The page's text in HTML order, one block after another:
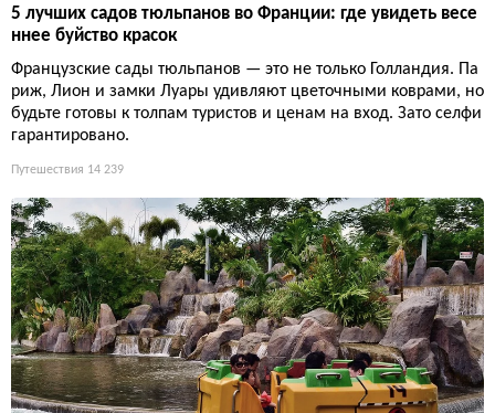
5 лучших садов тюльпанов во Франции: где увидеть весе
ннее буйство красок
Французские сады тюльпанов — это не только Голландия. Па
риж, Лион и замки Луары удивляют цветочными коврами, но
будьте готовы к толпам туристов и ценам на вход. Зато селфи
гарантировано.
Путешествия 14 239